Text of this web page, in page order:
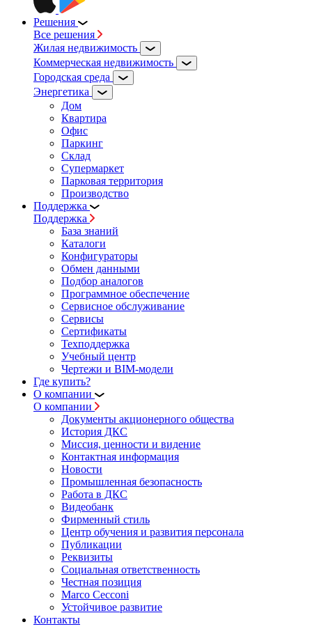
Решения
Все решения
Жилая недвижимость
Коммерческая недвижимость
Городская среда
Энергетика
Дом
Квартира
Офис
Паркинг
Склад
Супермаркет
Парковая территория
Производство
Поддержка
Поддержка
База знаний
Каталоги
Конфигураторы
Обмен данными
Подбор аналогов
Программное обеспечение
Сервисное обслуживание
Сервисы
Сертификаты
Техподдержка
Учебный центр
Чертежи и BIM-модели
Где купить?
О компании
О компании
Документы акционерного общества
История ДКС
Миссия, ценности и видение
Контактная информация
Новости
Промышленная безопасность
Работа в ДКС
Видеобанк
Фирменный стиль
Центр обучения и развития персонала
Публикации
Реквизиты
Социальная ответственность
Честная позиция
Marco Cecconi
Устойчивое развитие
Контакты